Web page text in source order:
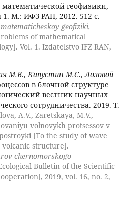
геофизики,
М.: ИФЗ РАН, 2012. 512 с.
geofiziki,
of mathematical
Vol. 1. Izdatelstvo IFZ RAN,
М.В., Капустин М.С., Лозовой
в блочной структуре
вестник научных
сотрудничества. 2019. Т.
A.V., Zaretskaya, M.V.,
volnovykh protsessov v
[To the study of wave
volcanic structure].
chernomorskogo
Bulletin of the Scientific
2019, vol. 16, no. 2,